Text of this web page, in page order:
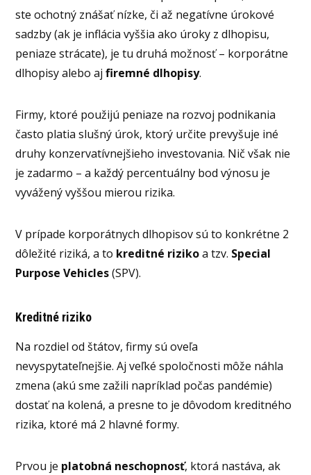
ste ochotný znášať nízke, či až negatívne úrokové
sadzby (ak je inflácia vyššia ako úroky z dlhopisu,
peniaze strácate), je tu druhá možnosť – korporátne
dlhopisy alebo ajfiremné dlhopisy.
Firmy, ktoré použijú peniaze na rozvoj podnikania
často platia slušný úrok, ktorý určite prevyšuje iné
druhy konzervatívnejšieho investovania. Nič však nie
je zadarmo – a každý percentuálny bod výnosu je
vyvážený vyššou mierou rizika.
V prípade korporátnych dlhopisov sú to konkrétne 2
dôležité riziká, a to kreditné rizikoa tzv. Special
Purpose Vehicles(SPV).
Kreditné riziko
Na rozdiel od štátov, firmy sú oveľa
nevyspytateľnejšie. Aj veľké spoločnosti môže náhla
zmena (akú sme zažili napríklad počas pandémie)
dostať na kolená, a presne to je dôvodom kreditného
rizika, ktoré má 2 hlavné formy.
Prvou je platobná neschopnosť, ktorá nastáva, ak